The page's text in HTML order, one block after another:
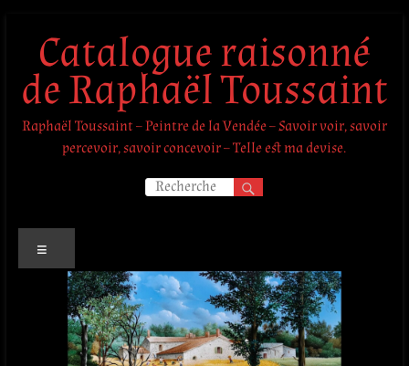
contenuCatalogue raisonné
de Raphaël Toussaint
Raphaël Toussaint – Peintre de la Vendée – Savoir voir, savoir
percevoir, savoir concevoir – Telle est ma devise.